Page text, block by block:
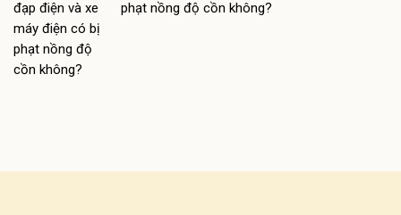
phạt nồng độ cồn không?